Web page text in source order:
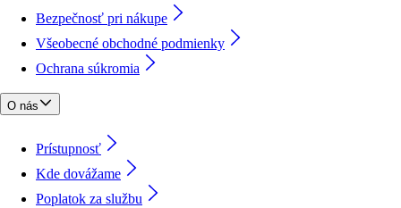
Bezpečnosť pri nákupe
Všeobecné obchodné podmienky
Ochrana súkromia
O nás
Prístupnosť
Kde dovážame
Poplatok za službu